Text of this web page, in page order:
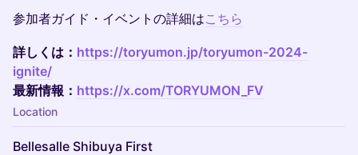
参加者ガイド・イベントの詳細はこちら
詳しくは： https://toryumon.jp/toryumon-2024-
ignite/
最新情報： https://x.com/TORYUMON_FV
Location
Bellesalle Shibuya First